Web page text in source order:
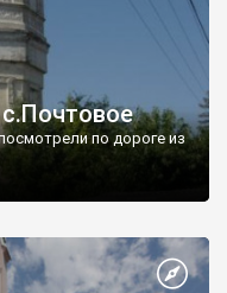
по дороге из